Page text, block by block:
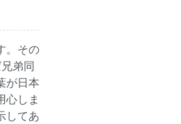
。その
弟同
が日本
心しま
してあ